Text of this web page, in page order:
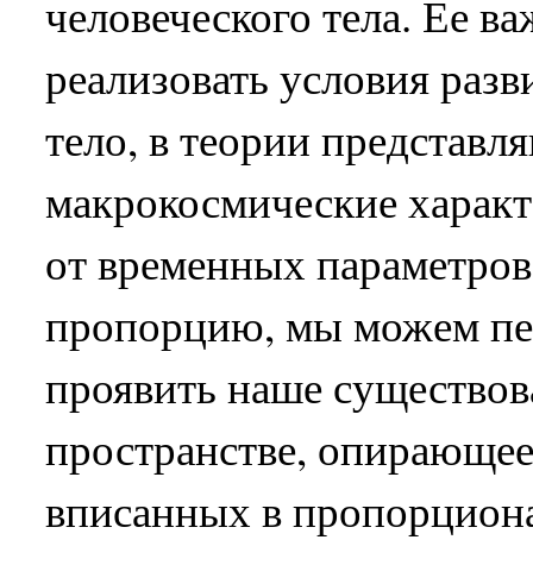
человеческого тела. Ее
реализовать условия
тело, в теории
макрокосмические
от временных
пропорцию, мы можем
проявить наше
пространстве,
вписанных в